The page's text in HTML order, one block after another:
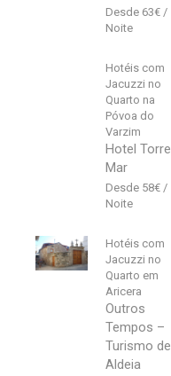
63€
Hotéis com
Jacuzzi no
Quarto na
Póvoa do
Varzim
Hotel Torre
Mar
58€
Hotéis com
Jacuzzi no
Quarto em
Aricera
Outros
Tempos –
Turismo de
Aldeia